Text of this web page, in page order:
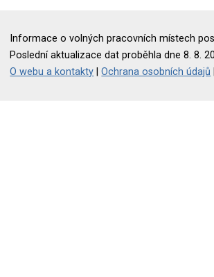
Informace o volných pracovních místech
Poslední aktualizace dat proběhla dne 8. 8.
O webu a kontakty |Ochrana osobních údajů